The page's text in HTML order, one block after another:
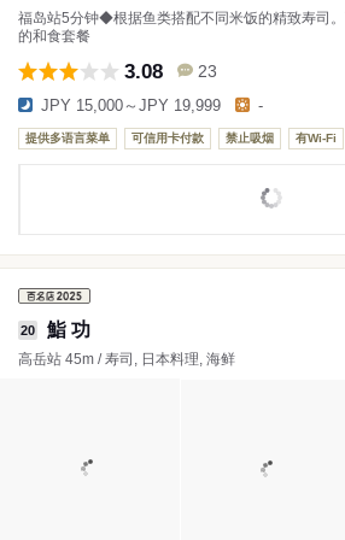
福岛站5分钟◆根据鱼类搭配不同米饭的精致寿司
的和食套餐
3.08 23
JPY 15,000～JPY 19,999 -
提供多语言菜单 可信用卡付款 禁止吸烟 有Wi-Fi
20 鮨 功
高岳站 45m / 寿司, 日本料理, 海鲜